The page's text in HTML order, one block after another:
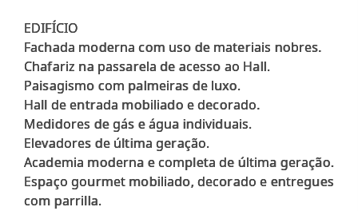
EDIFÍCIO
Fachada moderna com uso de materiais nobres.
Chafariz na passarela de acesso ao Hall.
Paisagismo com palmeiras de luxo.
Hall de entrada mobiliado e decorado.
Medidores de gás e água individuais.
Elevadores de última geração.
Academia moderna e completa de última geração.
Espaço gourmet mobiliado, decorado e entregues
com parrilla.